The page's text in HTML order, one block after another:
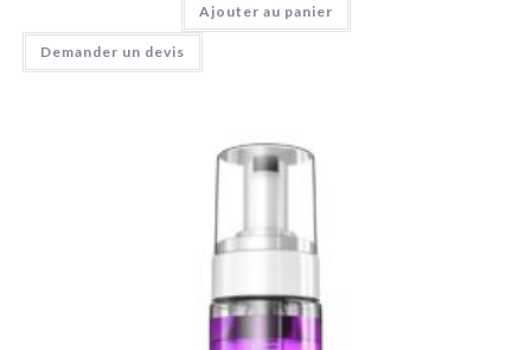
sur 5
Ajouter au panier
Demander un devis